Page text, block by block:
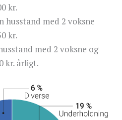
kr.
husstand med 2 voksne
kr.
med 2 voksne og
kr. årligt.